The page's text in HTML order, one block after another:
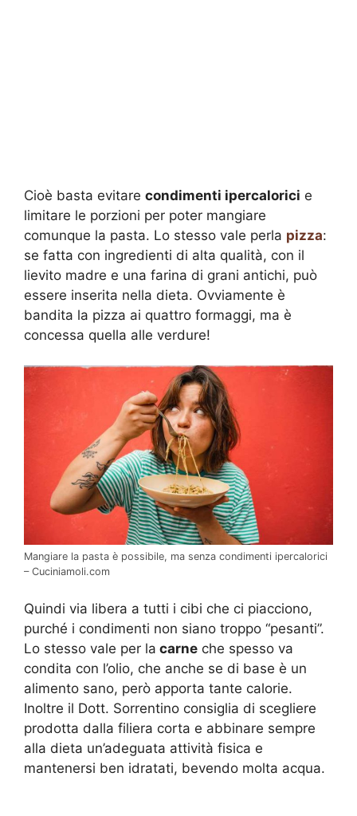
Cioè basta evitare condimenti ipercalorici e
limitare le porzioni per poter mangiare
comunque la pasta. Lo stesso vale perla pizza:
se fatta con ingredienti di alta qualità, con il
lievito madre e una farina di grani antichi, può
essere inserita nella dieta. Ovviamente è
bandita la pizza ai quattro formaggi, ma è
concessa quella alle verdure!
Mangiare la pasta è possibile, ma senza condimenti ipercalorici
– Cuciniamoli.com
Quindi via libera a tutti i cibi che ci piacciono,
purché i condimenti non siano troppo “pesanti”.
Lo stesso vale per la carne che spesso va
condita con l’olio, che anche se di base è un
alimento sano, però apporta tante calorie.
Inoltre il Dott. Sorrentino consiglia di scegliere
prodotta dalla filiera corta e abbinare sempre
alla dieta un’adeguata attività fisica e
mantenersi ben idratati, bevendo molta acqua.